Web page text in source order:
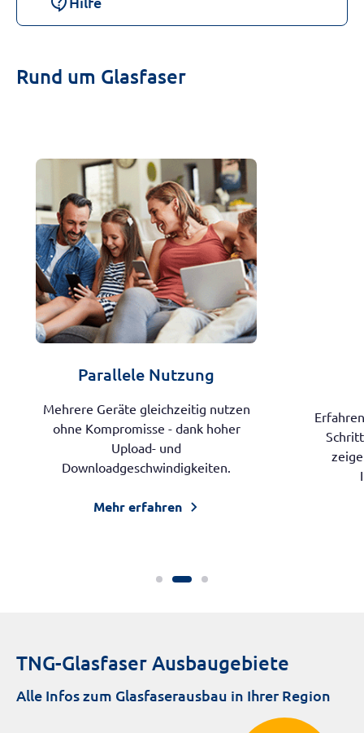
Rund um Glasfaser
Parallele Nutzung
Mehrere Geräte gleichzeitig nutzen
ohne Kompromisse - dank hoher
Upload- und
Downloadgeschwindigkeiten.
Mehr erfahren
TNG-Glasfaser Ausbaugebiete
Alle Infos zum Glasfaserausbau in Ihrer Region